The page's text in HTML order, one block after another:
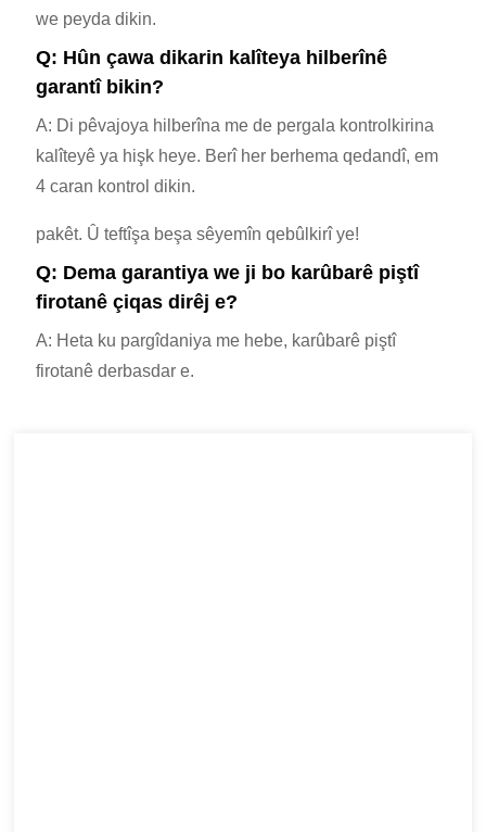
we peyda dikin.
Q: Hûn çawa dikarin kalîteya hilberînê
garantî bikin?
A: Di pêvajoya hilberîna me de pergala kontrolkirina
kalîteyê ya hişk heye. Berî her berhema qedandî, em
4 caran kontrol dikin.
pakêt. Û teftîşa beşa sêyemîn qebûlkirî ye!
Q: Dema garantiya we ji bo karûbarê piştî
firotanê çiqas dirêj e?
A: Heta ku pargîdaniya me hebe, karûbarê piştî
firotanê derbasdar e.